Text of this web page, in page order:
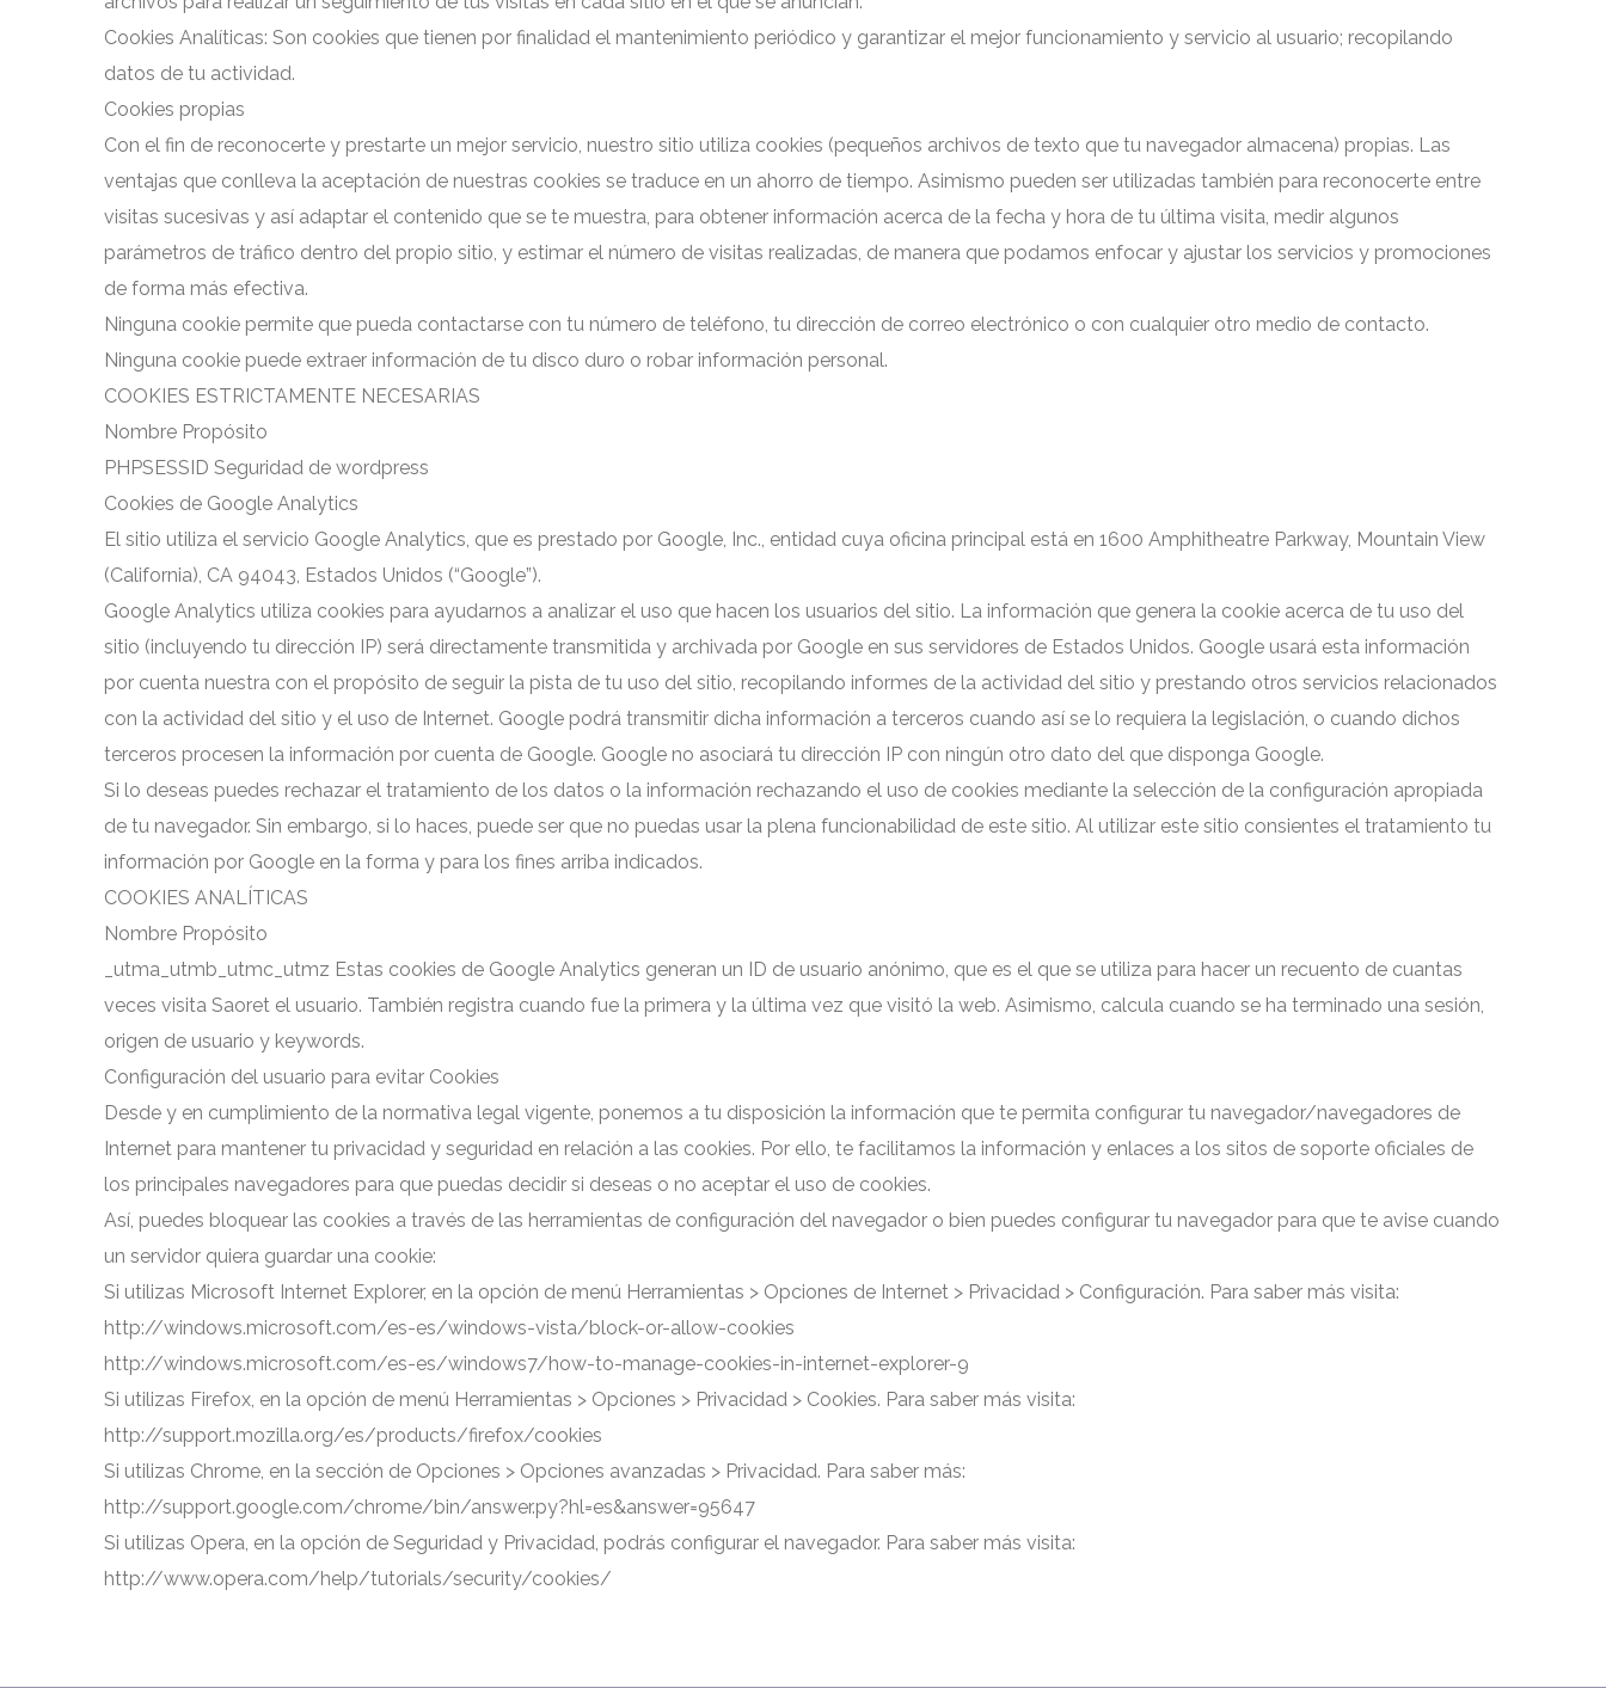
Cookies Analíticas: Son cookies que tienen por finalidad el mantenimiento periódico y garantizar el mejor funcionamiento y servicio al usuario; recopilando
datos de tu actividad.
Cookies propias
Con el fin de reconocerte y prestarte un mejor servicio, nuestro sitio utiliza cookies (pequeños archivos de texto que tu navegador almacena) propias. Las
ventajas que conlleva la aceptación de nuestras cookies se traduce en un ahorro de tiempo. Asimismo pueden ser utilizadas también para reconocerte entre
visitas sucesivas y así adaptar el contenido que se te muestra, para obtener información acerca de la fecha y hora de tu última visita, medir algunos
parámetros de tráfico dentro del propio sitio, y estimar el número de visitas realizadas, de manera que podamos enfocar y ajustar los servicios y promociones
de forma más efectiva.
Ninguna cookie permite que pueda contactarse con tu número de teléfono, tu dirección de correo electrónico o con cualquier otro medio de contacto.
Ninguna cookie puede extraer información de tu disco duro o robar información personal.
COOKIES ESTRICTAMENTE NECESARIAS
Nombre Propósito
PHPSESSID Seguridad de wordpress
Cookies de Google Analytics
El sitio utiliza el servicio Google Analytics, que es prestado por Google, Inc., entidad cuya oficina principal está en 1600 Amphitheatre Parkway, Mountain View
(California), CA 94043, Estados Unidos (“Google”).
Google Analytics utiliza cookies para ayudarnos a analizar el uso que hacen los usuarios del sitio. La información que genera la cookie acerca de tu uso del
sitio (incluyendo tu dirección IP) será directamente transmitida y archivada por Google en sus servidores de Estados Unidos. Google usará esta información
por cuenta nuestra con el propósito de seguir la pista de tu uso del sitio, recopilando informes de la actividad del sitio y prestando otros servicios relacionados
con la actividad del sitio y el uso de Internet. Google podrá transmitir dicha información a terceros cuando así se lo requiera la legislación, o cuando dichos
terceros procesen la información por cuenta de Google. Google no asociará tu dirección IP con ningún otro dato del que disponga Google.
Si lo deseas puedes rechazar el tratamiento de los datos o la información rechazando el uso de cookies mediante la selección de la configuración apropiada
de tu navegador. Sin embargo, si lo haces, puede ser que no puedas usar la plena funcionabilidad de este sitio. Al utilizar este sitio consientes el tratamiento tu
información por Google en la forma y para los fines arriba indicados.
COOKIES ANALÍTICAS
Nombre Propósito
_utma_utmb_utmc_utmz Estas cookies de Google Analytics generan un ID de usuario anónimo, que es el que se utiliza para hacer un recuento de cuantas
veces visita Saoret el usuario. También registra cuando fue la primera y la última vez que visitó la web. Asimismo, calcula cuando se ha terminado una sesión,
origen de usuario y keywords.
Configuración del usuario para evitar Cookies
Desde y en cumplimiento de la normativa legal vigente, ponemos a tu disposición la información que te permita configurar tu navegador/navegadores de
Internet para mantener tu privacidad y seguridad en relación a las cookies. Por ello, te facilitamos la información y enlaces a los sitos de soporte oficiales de
los principales navegadores para que puedas decidir si deseas o no aceptar el uso de cookies.
Así, puedes bloquear las cookies a través de las herramientas de configuración del navegador o bien puedes configurar tu navegador para que te avise cuando
un servidor quiera guardar una cookie:
Si utilizas Microsoft Internet Explorer, en la opción de menú Herramientas > Opciones de Internet > Privacidad > Configuración. Para saber más visita:
http://windows.microsoft.com/es-es/windows-vista/block-or-allow-cookies
http://windows.microsoft.com/es-es/windows7/how-to-manage-cookies-in-internet-explorer-9
Si utilizas Firefox, en la opción de menú Herramientas > Opciones > Privacidad > Cookies. Para saber más visita:
http://support.mozilla.org/es/products/firefox/cookies
Si utilizas Chrome, en la sección de Opciones > Opciones avanzadas > Privacidad. Para saber más:
http://support.google.com/chrome/bin/answer.py?hl=es&answer=95647
Si utilizas Opera, en la opción de Seguridad y Privacidad, podrás configurar el navegador. Para saber más visita:
http://www.opera.com/help/tutorials/security/cookies/